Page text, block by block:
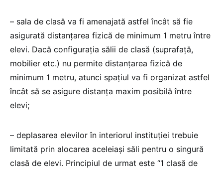
– sala de clasă va fi amenajată astfel încât să fie
asigurată distanţarea fizică de minimum 1 metru între
elevi. Dacă configuraţia sălii de clasă (suprafaţă,
mobilier etc.) nu permite distanţarea fizică de
minimum 1 metru, atunci spaţiul va fi organizat astfel
încât să se asigure distanţa maxim posibilă între
elevi;
– deplasarea elevilor în interiorul instituţiei trebuie
limitată prin alocarea aceleiaşi săli pentru o singură
clasă de elevi. Principiul de urmat este “1 clasă de